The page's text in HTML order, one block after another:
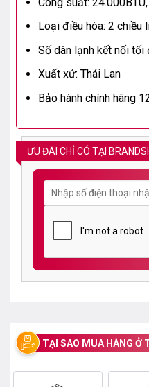
Loại điều hòa: 2 chiều
Số dàn lạnh kết nối tối
Xuất xứ: Thái Lan
Bảo hành chính hãng
ƯU ĐÃI CHỈ CÓ TẠI
TẠI SAO MUA HÀNG Ở